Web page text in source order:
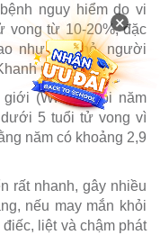
nguy hiểm do vi
vong từ 10-20%, đặc
như trẻ nhỏ, người
nói.
(WHO), mỗi năm
5 tuổi tử vong vì
năm có khoảng 2,9
rất nhanh, gây nhiều
nếu may mắn khỏi
liệt và chậm phát
×